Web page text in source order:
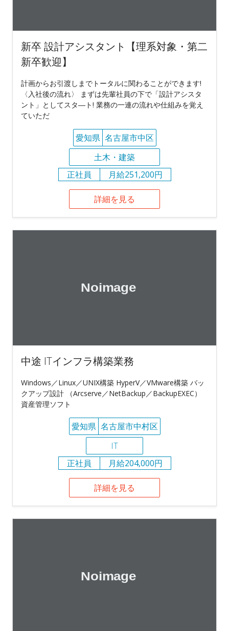
新卒 設計アシスタント【理系対象・第二
新卒歓迎】
計画からお引渡しまでトータルに関わることができます!
〈入社後の流れ〉 まずは先輩社員の下で「設計アシスタ
ント」としてスタ―ト! 業務の一連の流れや仕組みを覚え
ていただ
愛知県 名古屋市中区
土木・建築
正社員
月給251,200円
詳細を見る
中途 ITインフラ構築業務
Windows／Linux／UNIX構築 HyperV／VMware構築 バッ
クアップ設計 （Arcserve／NetBackup／BackupEXEC）
資産管理ソフト
愛知県 名古屋市中村区
IT
正社員
月給204,000円
詳細を見る